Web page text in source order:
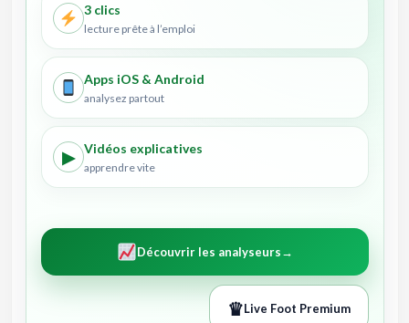
3 clics
lecture prête à l’emploi
Apps iOS & Android
analysez partout
▶ Vidéos explicatives
apprendre vite
Découvrir les analyseurs→
♛Live Foot Premium